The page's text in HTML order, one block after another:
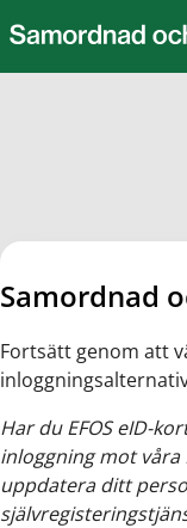
Navigerade till
Samordnad
Fortsätt genom att
Har du EFOS eID-
inloggning mot våra
uppdatera ditt